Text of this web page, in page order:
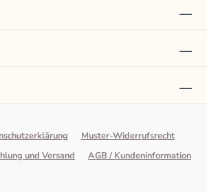
Muster-Widerrufsrecht
und Versand AGB / Kundeninformation